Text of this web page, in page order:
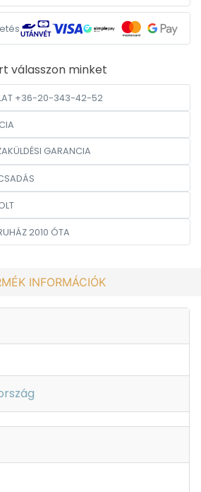
válasszon minket
+36-20-343-42-52
GARANCIA
2010 ÓTA
INFORMÁCIÓK